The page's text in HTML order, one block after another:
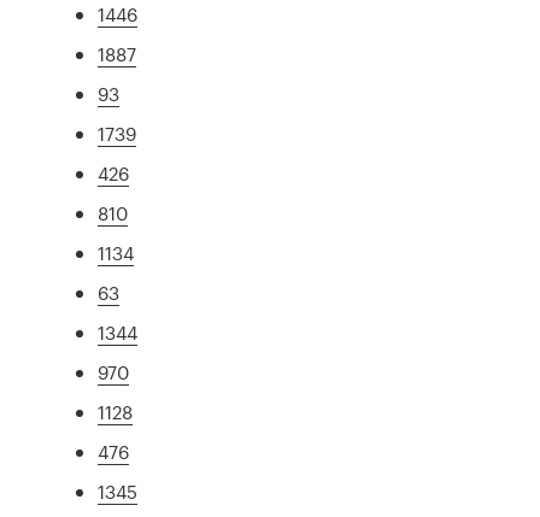
1446
1887
93
1739
426
810
1134
63
1344
970
1128
476
1345